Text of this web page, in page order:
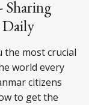
the most crucial
world every
citizens
to get the